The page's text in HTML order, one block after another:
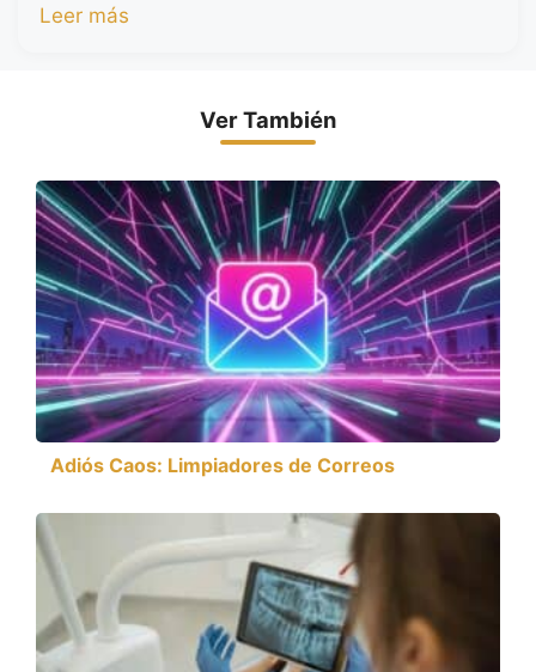
Leer más
Ver También
Adiós Caos: Limpiadores de Correos